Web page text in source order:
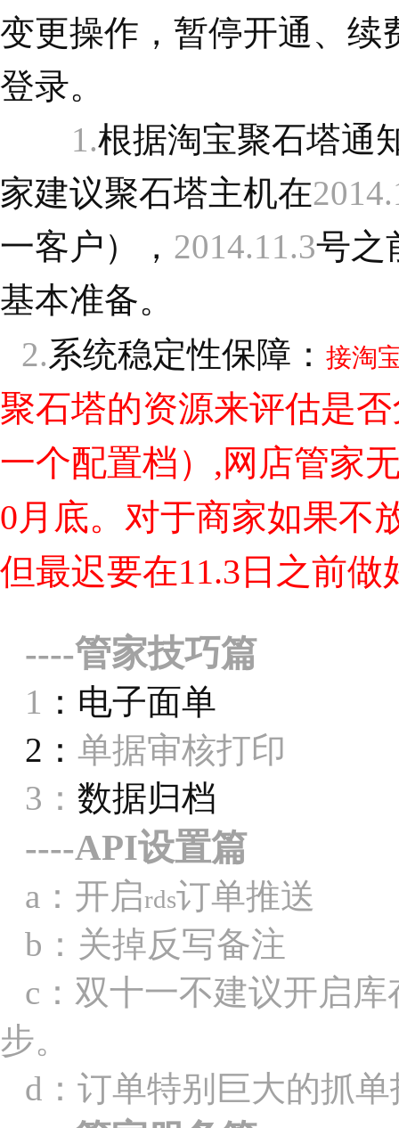
变更操作，暂停开通、续
登录。
1.根据淘宝聚石塔通
家建议聚石塔主机在
一客户）， 2014.11.3号之
基本准备。
2.系统稳定性保障： 接淘
聚石塔的资源来评估是
一个配置档）,网店管家
0月底。对于商家如果不
但最迟要在11.3日之前做
----管家技巧篇
1 ：电子面单
2 ： 单据审核打印
3 ： 数据归档
----API设置篇
a ：开启rds订单推送
b ： 关掉反写备注
c ：双十一不建议开启
步。
d ：订单特别巨大的抓